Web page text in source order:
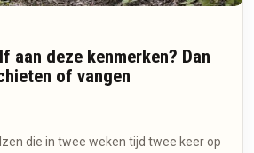
aan deze kenmerken? Dan
of vangen
die in twee weken tijd twee keer op